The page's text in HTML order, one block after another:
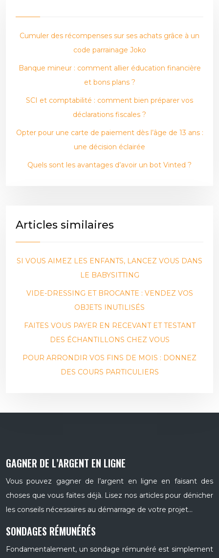
Cumuler des récompenses sur ses achats grâce à un
code parrainage Joko
Banque mineur : comment allier éducation financière
et bons plans ?
SCI et comptabilité : comment bien préparer vos
déclarations fiscales ?
Opter pour une carte de paiement dès l’âge de 13 ans :
une décision éclairée
Quels sont les avantages d’avoir un bot Vinted ?
Articles similaires
SI VOUS AIMEZ LES ENFANTS, LANCEZ VOUS DANS
LE BABYSITTING
VIDE-DRESSING ET BROCANTE : VENDEZ VOS
OBJETS INUTILISÉS
FAITES VOUS PAYER EN RECEVANT ET TESTANT
DES ÉCHANTILLONS CHEZ VOUS
POUR ARRONDIR VOS FINS DE MOIS : DONNEZ
DES COURS PARTICULIERS
GAGNER DE L’ARGENT EN LIGNE
Vous pouvez gagner de l’argent en ligne en faisant des
choses que vous faites déjà. Lisez nos articles pour dénicher
les conseils nécessaires au démarrage de votre projet…
SONDAGES RÉMUNÉRÉS
Fondamentalement, un sondage rémunéré est simplement